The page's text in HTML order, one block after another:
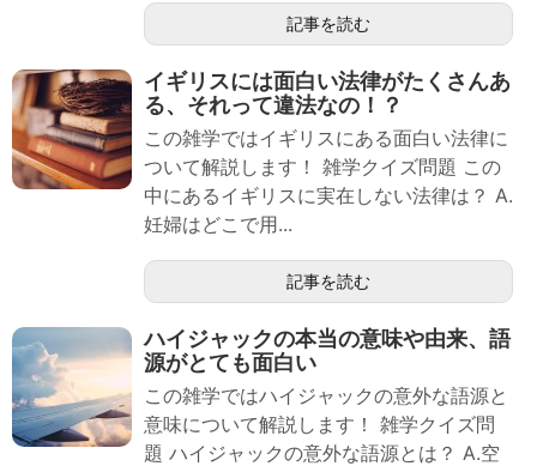
記事を読む
イギリスには面白い法律がたくさんあ
る、それって違法なの！？
この雑学ではイギリスにある面白い法律に
ついて解説します！ 雑学クイズ問題 この
中にあるイギリスに実在しない法律は？ A.
妊婦はどこで用...
記事を読む
ハイジャックの本当の意味や由来、語
源がとても面白い
この雑学ではハイジャックの意外な語源と
意味について解説します！ 雑学クイズ問
題 ハイジャックの意外な語源とは？ A.空